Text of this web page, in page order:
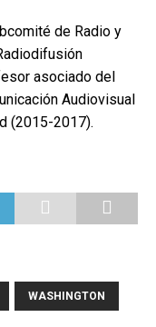
de Radio y
asociado del
Audiovisual
(2015-2017).
WASHINGTON